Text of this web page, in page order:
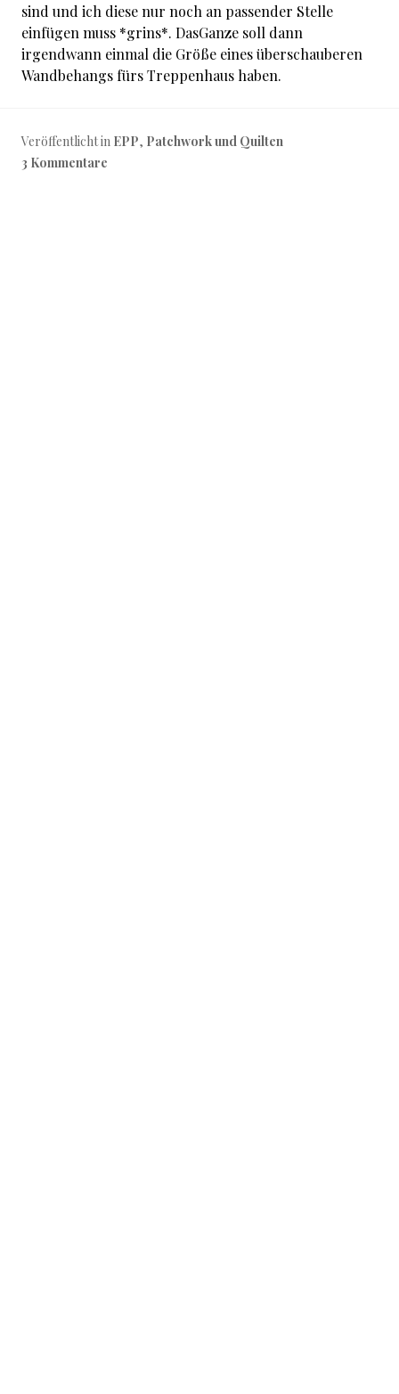
sind und ich diese nur noch an passender Stelle
einfügen muss *grins*. DasGanze soll dann
irgendwann einmal die Größe eines überschauberen
Wandbehangs fürs Treppenhaus haben.
Veröffentlicht in EPP, Patchwork und Quilten
3 Kommentare